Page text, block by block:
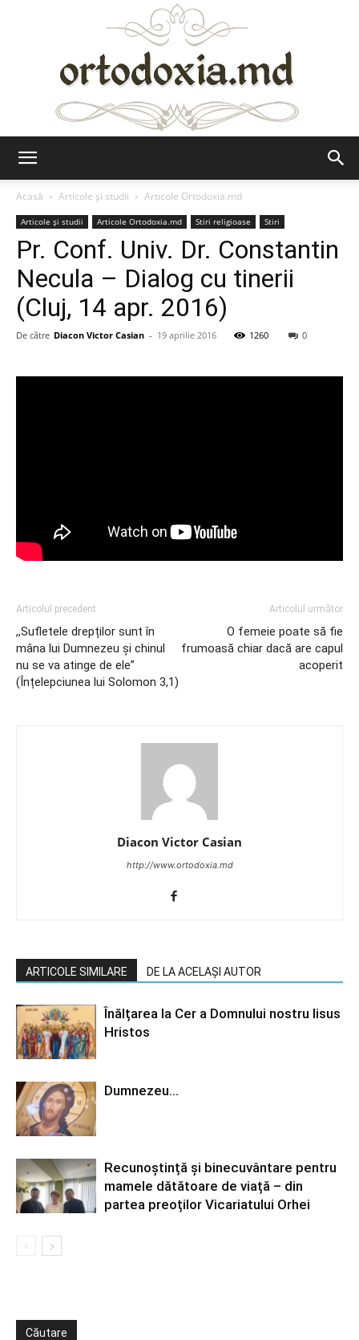
Acasă
Articole şi studii Articole Ortodoxia.md
Articole şi studii Articole Ortodoxia.md Stiri religioase Stiri
Pr. Conf. Univ. Dr. Constantin
Necula – Dialog cu tinerii
(Cluj, 14 apr. 2016)
De către Diacon Victor Casian - 19 aprilie 2016 1260 0
Articolul precedent
,,Sufletele drepților sunt în
mâna lui Dumnezeu şi chinul
nu se va atinge de ele”
(Înțelepciunea lui Solomon 3,1)
Articolul următor
O femeie poate să fie
frumoasă chiar dacă are capul
acoperit
Diacon Victor Casian
http://www.ortodoxia.md
ARTICOLE SIMILARE DE LA ACELAȘI AUTOR
Înălțarea la Cer a Domnului nostru Iisus
Hristos
Dumnezeu…
Recunoștință și binecuvântare pentru
mamele dătătoare de viață – din
partea preoților Vicariatului Orhei
Căutare